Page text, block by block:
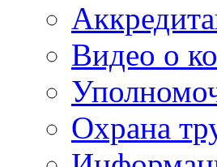
Видео о
Охрана